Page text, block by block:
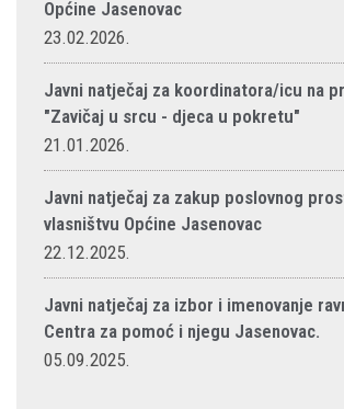
Općine Jasenovac
23.02.2026.
Javni natječaj za koordinatora/icu na
"Zavičaj u srcu - djeca u pokretu"
21.01.2026.
Javni natječaj za zakup poslovnog
vlasništvu Općine Jasenovac
22.12.2025.
Javni natječaj za izbor i imenovanje
Centra za pomoć i njegu Jasenovac.
05.09.2025.